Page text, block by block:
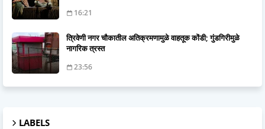
16:21
त्रिवेणी नगर चौकातील अतिक्रमणामुळे वाहतूक कोंडी; गुंडगिरीमुळे
नागरिक त्रस्त
23:56
LABELS